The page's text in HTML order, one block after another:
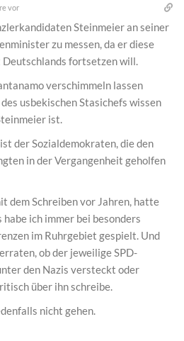
vor
Steinmeier an seiner
zu messen, da er diese
fortsetzen will.
verschimmeln lassen
usbekischen Stasichefs wissen
ist.
der Sozialdemokraten, die den
in der Vergangenheit geholfen
dem Schreiben vor Jahren, hatte
ich immer bei besonders
im Ruhrgebiet gespielt. Und
ob der jeweilige SPD-
den Nazis versteckt oder
über ihn schreibe.
nicht gehen.